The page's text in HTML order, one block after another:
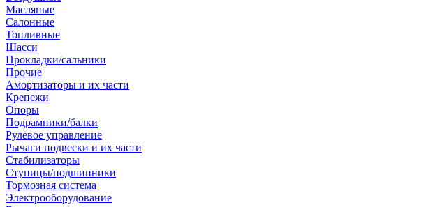
Масляные
Салонные
Топливные
Шасси
Прокладки/сальники
Прочие
Амортизаторы и их части
Крепежи
Опоры
Подрамники/балки
Рулевое управление
Рычаги подвески и их части
Стабилизаторы
Ступицы/подшипники
Тормозная система
Электрооборудование